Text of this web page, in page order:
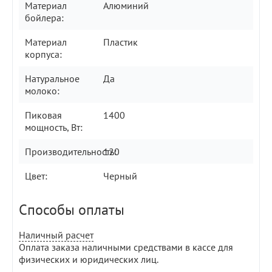
Материал
бойлера:
Алюминий
Материал
корпуса:
Пластик
Натуральное
молоко:
Да
Пиковая
мощность, Вт:
1400
Производительность:
120
Цвет:
Черный
Способы оплаты
Наличный расчет
Оплата заказа наличными средствами в кассе для
физических и юридических лиц.